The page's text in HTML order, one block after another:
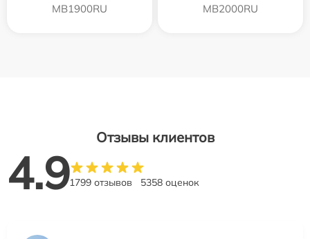
MB1900RU
MB2000RU
Отзывы клиентов
4.91799 отзывов 5358 оценок